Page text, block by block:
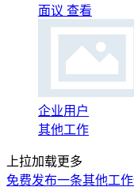
面议 查看
企业用户
其他工作
上拉加载更多
免费发布一条其他工